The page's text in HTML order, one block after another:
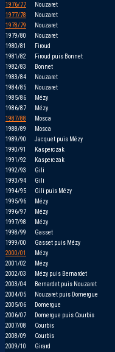
1976/77 Nouzaret
1977/78
Nouzaret
1978/79
Nouzaret
1979/80
Nouzaret
1980/81
Firoud
1981/82
Firoud puis Bonnet
1982/83
Bonnet
1983/84
Nouzaret
1984/85
Nouzaret
1985/86
Mézy
1986/87
Mézy
1987/88
Mosca
1988/89
Mosca
1989/90
Jacquet puis Mézy
1990/91
Kasperczak
1991/92
Kasperczak
1992/93
Gili
1993/94
Gili
1994/95
Gili puis Mézy
1995/96
Mézy
1996/97
Mézy
1997/98
Mézy
1998/99
Gasset
1999/00
Gasset puis Mézy
2000/01
Mézy
2001/02
Mézy
2002/03
Mézy puis Bernardet
2003/04
Bernardet puis Nouzaret
2004/05
Nouzaret puis Domergue
2005/06
Domergue
2006/07
Domergue puis Courbis
2007/08
Courbis
2008/09
Courbis
2009/10
Girard